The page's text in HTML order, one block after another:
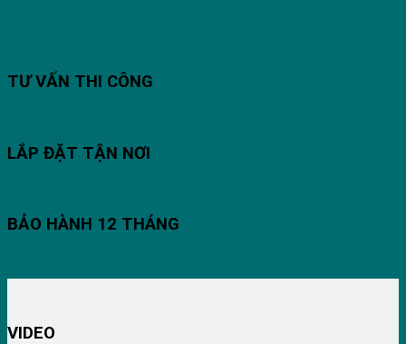
TƯ VẤN THI CÔNG
LẮP ĐẶT TẬN NƠI
BẢO HÀNH 12 THÁNG
VIDEO